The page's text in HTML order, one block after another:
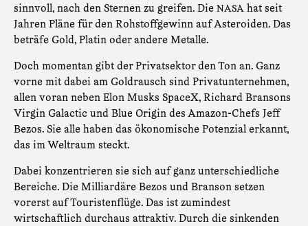
sinnvoll, nach den Sternen zu greifen. Die NASAhat seit
Jahren Pläne für den Rohstoffgewinn auf Asteroiden. Das
beträfe Gold, Platin oder andere Metalle.
Doch momentan gibt der Privatsektor den Ton an. Ganz
vorne mit dabei am Goldrausch sind Privatunternehmen,
allen voran neben Elon Musks SpaceX, Richard Bransons
Virgin Galactic und Blue Origin des Amazon-Chefs Jeff
Bezos. Sie alle haben das ökonomische Potenzial erkannt,
das im Weltraum steckt.
Dabei konzentrieren sie sich auf ganz unterschiedliche
Bereiche. Die Milliardäre Bezos und Branson setzen
vorerst auf Touristenflüge. Das ist zumindest
wirtschaftlich durchaus attraktiv. Durch die sinkenden